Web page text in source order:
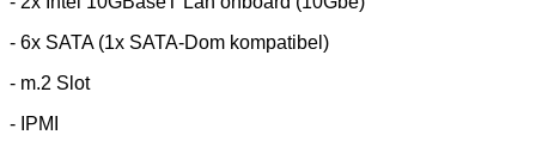
- 6x SATA (1x SATA-Dom kompatibel)
- m.2 Slot
- IPMI